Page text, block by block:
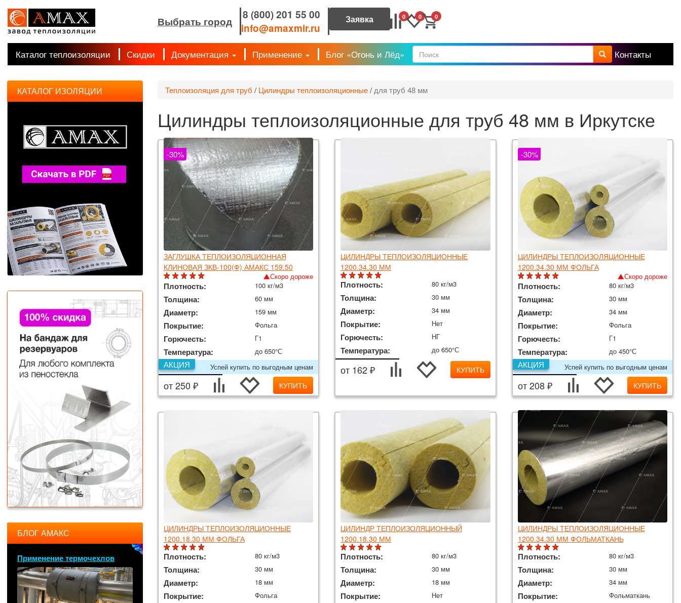
Выбрать город
8 (800) 201 55 00
info@amaxmir.ru
0 0 0
Каталог теплоизоляции Скидки Документация Применение Блог «Огонь и Лёд» Форма поиска Контакты
Теплоизоляция для труб / Цилиндры теплоизоляционные/ для труб 48 мм
Цилиндры теплоизоляционные для труб 48 мм в Иркутске
ЗАГЛУШКА ТЕПЛОИЗОЛЯЦИОННАЯ
КЛИНОВАЯ ЗКВ-100(Ф) АМАКС 159.50
-30%
Скоро дороже
Плотность: 100 кг/м3
Толщина: 60 мм
Диаметр: 159 мм
Покрытие: Фольга
Горючесть: Г1
Температура:
до 650°С
Успей купить по выгодным ценам
АКЦИЯ
от 250 ₽ КУПИТЬ
ЦИЛИНДРЫ ТЕПЛОИЗОЛЯЦИОННЫЕ
1200.34.30 ММ
Плотность: 80 кг/м3
Толщина: 30 мм
Диаметр: 34 мм
Покрытие: Нет
Горючесть: НГ
Температура: до 650°С
от 162 ₽ КУПИТЬ
ЦИЛИНДРЫ ТЕПЛОИЗОЛЯЦИОННЫЕ
1200.34.30 ММ ФОЛЬГА
-30%
Скоро дороже
Плотность: 80 кг/м3
Толщина: 30 мм
Диаметр: 34 мм
Покрытие: Фольга
Горючесть: Г1
Температура:
до 450°С
Успей купить по выгодным ценам
АКЦИЯ
от 208 ₽ КУПИТЬ
ЦИЛИНДРЫ ТЕПЛОИЗОЛЯЦИОННЫЕ
1200.18.30 ММ ФОЛЬГА
Плотность: 80 кг/м3
Толщина: 30 мм
Диаметр: 18 мм
Покрытие: Фольга
ЦИЛИНДР ТЕПЛОИЗОЛЯЦИОННЫЙ
1200.18.30 ММ
Плотность: 80 кг/м3
Толщина: 30 мм
Диаметр: 18 мм
Покрытие: Нет
ЦИЛИНДРЫ ТЕПЛОИЗОЛЯЦИОННЫЕ
1200.34.30 ММ ФОЛЬМАТКАНЬ
Плотность: 80 кг/м3
Толщина: 30 мм
Диаметр: 34 мм
Покрытие: Фольматкань
КАТАЛОГ ИЗОЛЯЦИИ
БЛОГ АМАКС
Применение термочехлов